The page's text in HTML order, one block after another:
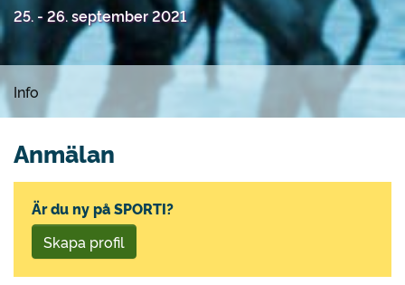
25. - 26. september 2021
Info
Anmälan
Är du ny på SPORTI?
Skapa profil